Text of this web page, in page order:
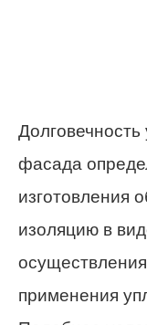
фасада
изготовления
изоляцию в
применения